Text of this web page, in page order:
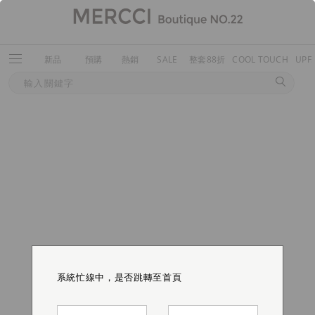
新品 預購 熱銷 SALE 整套88折 COOL TOUCH
系統忙線中，是否跳轉至首頁
系統忙線中，是否跳轉至首頁
系統忙線中，是否跳轉至首頁
系統忙線中，是否跳轉至首頁
系統忙線中，是否跳轉至首頁